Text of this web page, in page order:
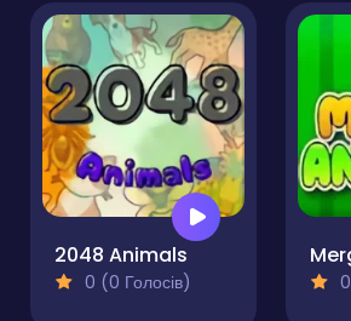
2048 Animals
0 (0 Голосів)